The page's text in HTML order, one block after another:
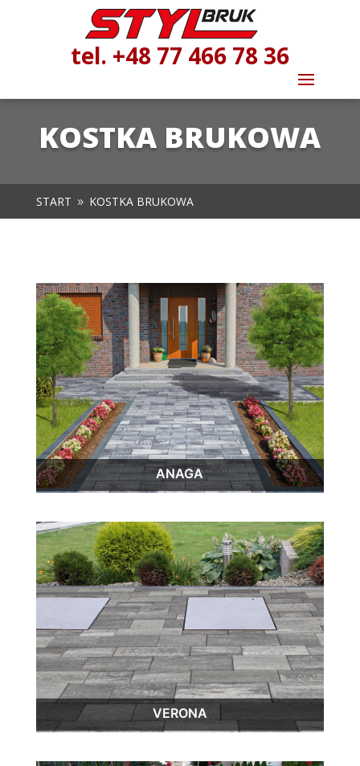
tel. +48 77 466 78 36
KOSTKA BRUKOWA
START 9 KOSTKA BRUKOWA
ANAGA
VERONA